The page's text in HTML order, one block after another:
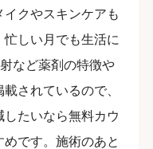
イクやスキンケアも
しい月でも生活に
など薬剤の特徴や
されているので、
たいなら無料カウ
です。施術のあと